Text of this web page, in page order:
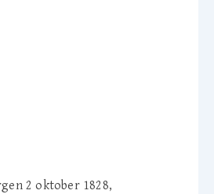
2 oktober 1828,